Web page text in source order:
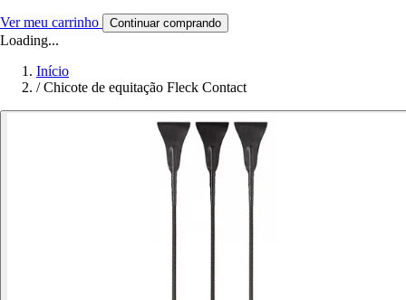
Ver meu carrinho Continuar comprando
Loading...
Início
/ Chicote de equitação Fleck Contact